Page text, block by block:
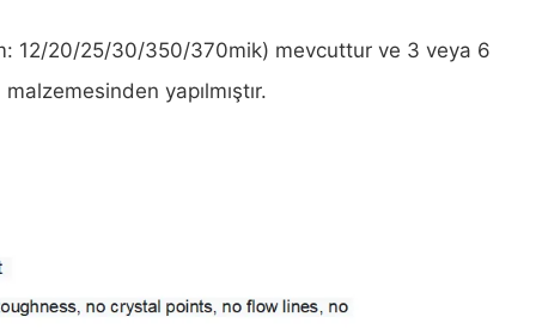
12/20/25/30/350/370mik) mevcuttur ve 3 veya 6
yapılmıştır.